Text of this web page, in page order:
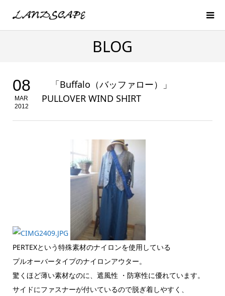
BLOG
08
MAR
2012
「Buffalo（バッファロー）」
PULLOVER WIND SHIRT
PERTEXという特殊素材のナイロンを使用している
プルオーバータイプのナイロンアウター。
驚くほど薄い素材なのに、遮風性 ・防寒性に優れています。
サイドにファスナーが付いているので脱ぎ着しやすく、